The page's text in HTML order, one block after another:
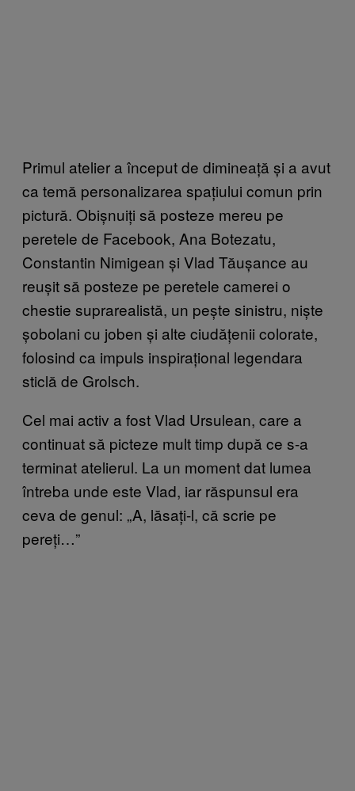
Primul atelier a început de dimineață și a avut
ca temă personalizarea spațiului comun prin
pictură. Obișnuiți să posteze mereu pe
peretele de Facebook, Ana Botezatu,
Constantin Nimigean și Vlad Tăușance au
reușit să posteze pe peretele camerei o
chestie suprarealistă, un pește sinistru, niște
șobolani cu joben și alte ciudățenii colorate,
folosind ca impuls inspirațional legendara
sticlă de Grolsch.
Cel mai activ a fost Vlad Ursulean, care a
continuat să picteze mult timp după ce s-a
terminat atelierul. La un moment dat lumea
întreba unde este Vlad, iar răspunsul era
ceva de genul: „A, lăsați-l, că scrie pe
pereți…”